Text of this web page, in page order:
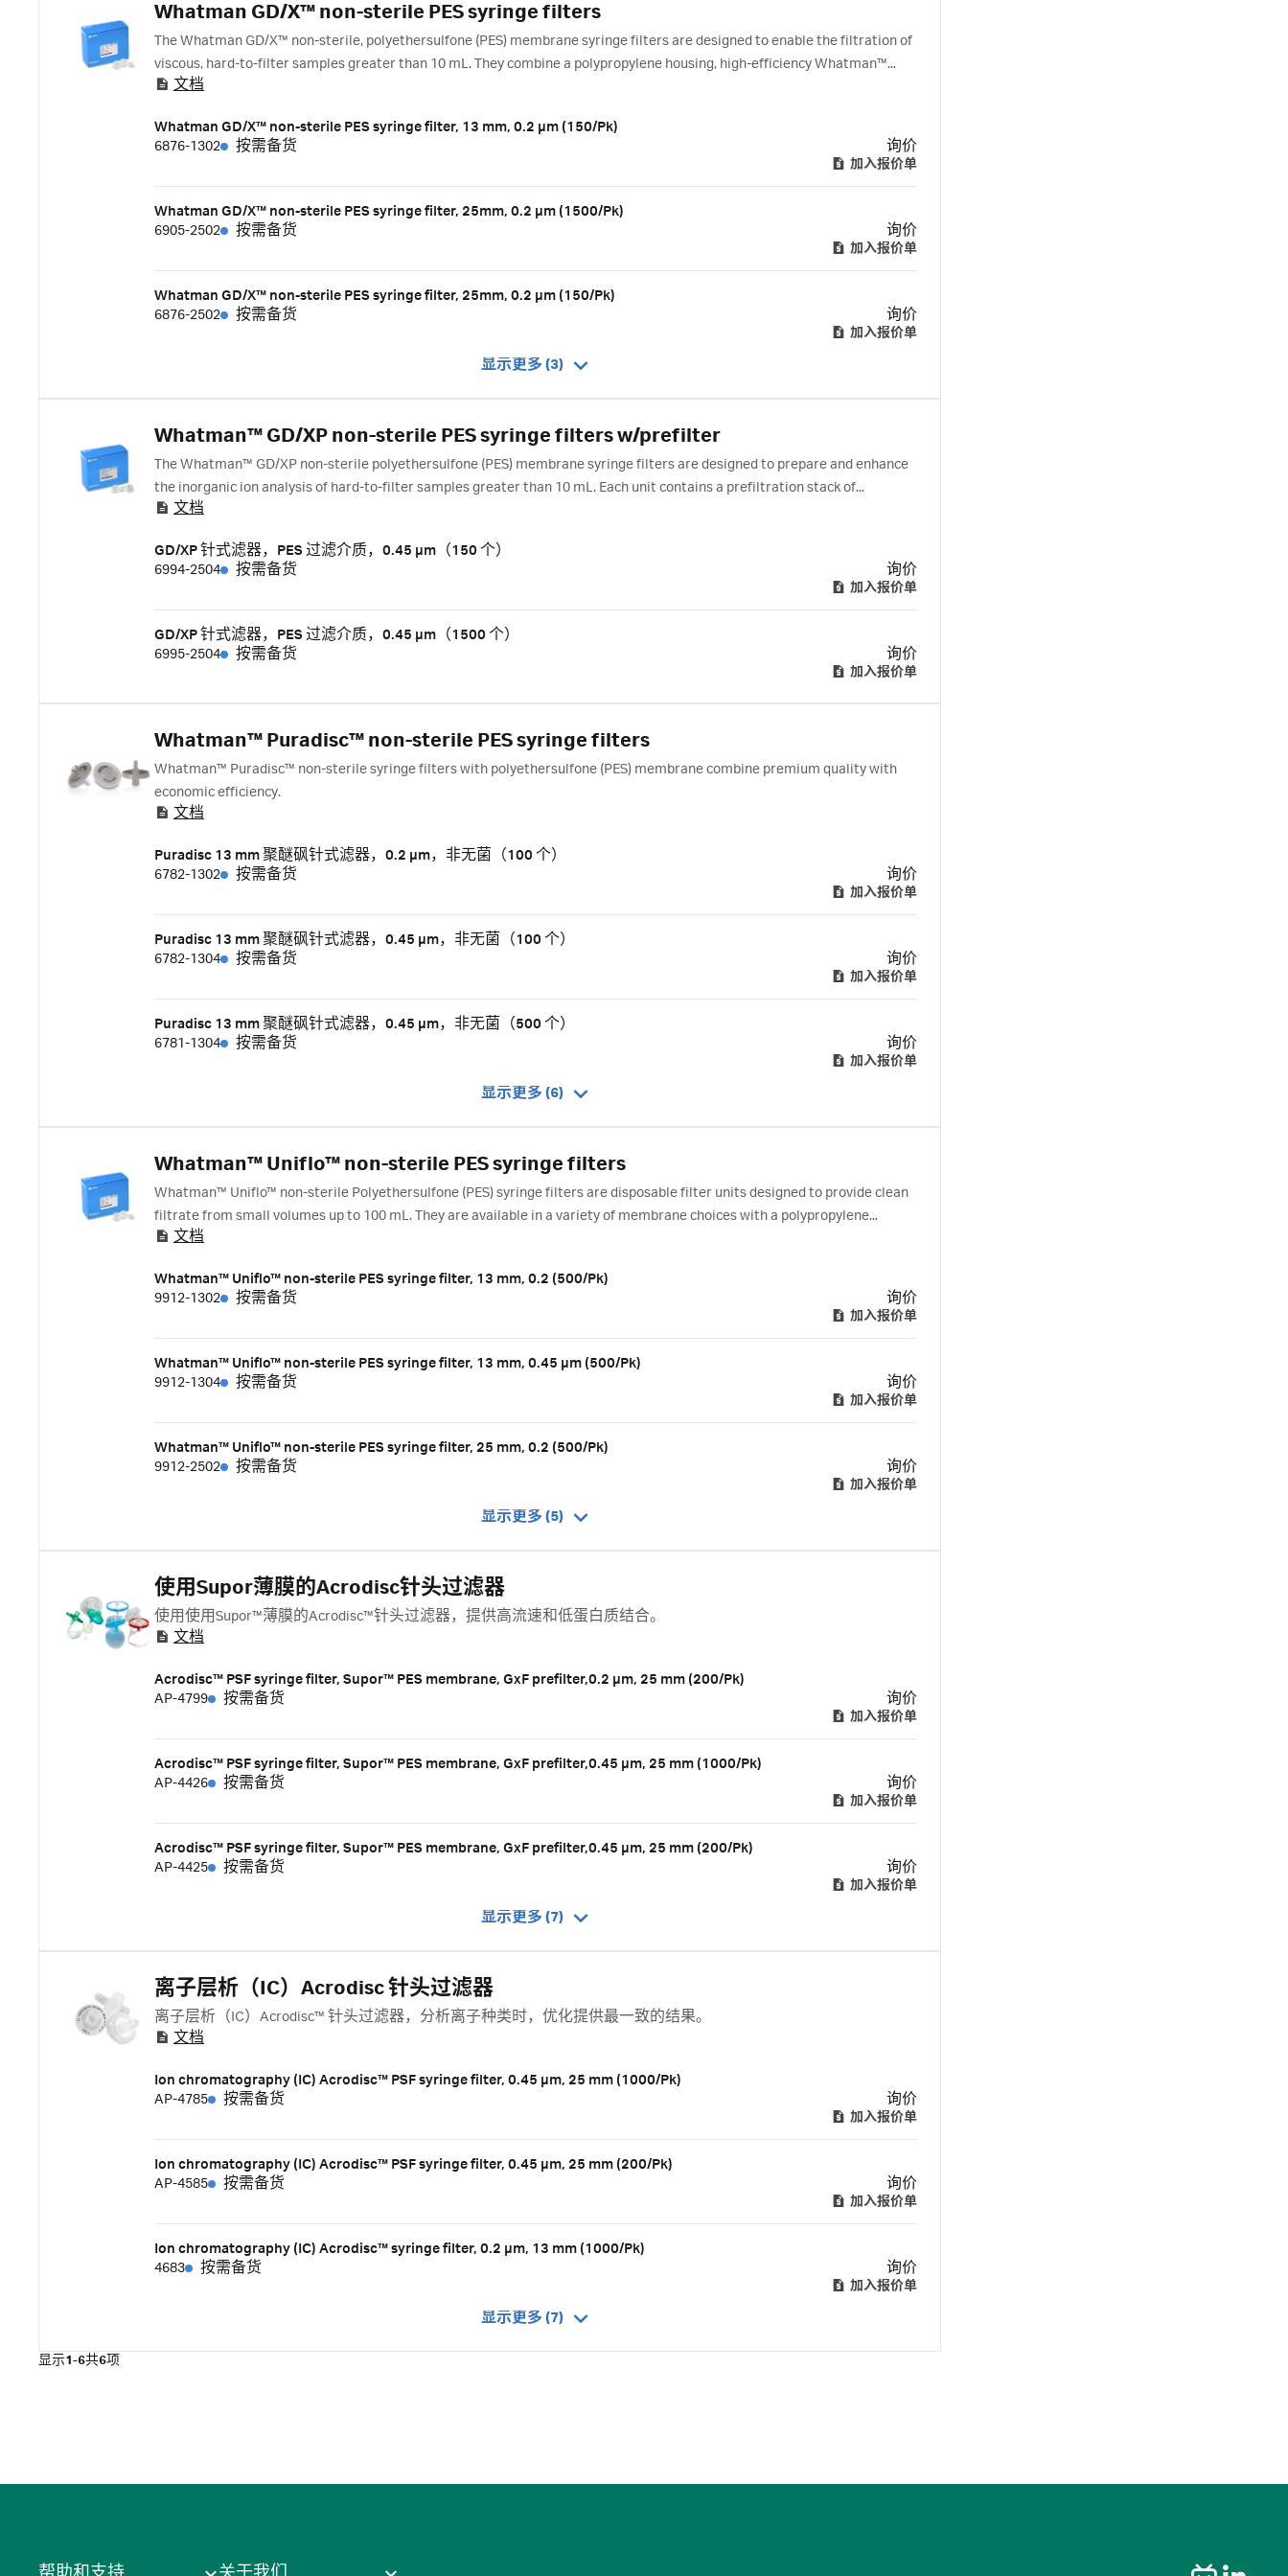
Whatman GD/X™ non-sterile PES syringe filters
The Whatman GD/X™ non-sterile, polyethersulfone (PES) membrane syringe filters are designed to enable the filtration of
viscous, hard-to-filter samples greater than 10 mL. They combine a polypropylene housing, high-efficiency Whatman™
GMF 150 and GF/F pre-filter media, and a PES membrane.
文档
Whatman GD/X™ non-sterile PES syringe filter, 13 mm, 0.2 µm (150/Pk)
6876-1302
按需备货 询价
加入报价单
Whatman GD/X™ non-sterile PES syringe filter, 25mm, 0.2 µm (1500/Pk)
6905-2502
按需备货 询价
加入报价单
Whatman GD/X™ non-sterile PES syringe filter, 25mm, 0.2 µm (150/Pk)
6876-2502
按需备货 询价
加入报价单
显示更多 (3)
Whatman™ GD/XP non-sterile PES syringe filters w/prefilter
The Whatman™ GD/XP non-sterile polyethersulfone (PES) membrane syringe filters are designed to prepare and enhance
the inorganic ion analysis of hard-to-filter samples greater than 10 mL. Each unit contains a prefiltration stack of
polypropylene prefilters and PES membrane.
文档
GD/XP 针式滤器，PES 过滤介质，0.45 µm（150 个）
6994-2504
按需备货 询价
加入报价单
GD/XP 针式滤器，PES 过滤介质，0.45 µm（1500 个）
6995-2504
按需备货 询价
加入报价单
Whatman™ Puradisc™ non-sterile PES syringe filters
Whatman™ Puradisc™ non-sterile syringe filters with polyethersulfone (PES) membrane combine premium quality with
economic efficiency.
文档
Puradisc 13 mm 聚醚砜针式滤器，0.2 µm，非无菌（100 个）
6782-1302
按需备货 询价
加入报价单
Puradisc 13 mm 聚醚砜针式滤器，0.45 µm，非无菌（100 个）
6782-1304
按需备货 询价
加入报价单
Puradisc 13 mm 聚醚砜针式滤器，0.45 µm，非无菌（500 个）
6781-1304
按需备货 询价
加入报价单
显示更多 (6)
Whatman™ Uniflo™ non-sterile PES syringe filters
Whatman™ Uniflo™ non-sterile Polyethersulfone (PES) syringe filters are disposable filter units designed to provide clean
filtrate from small volumes up to 100 mL. They are available in a variety of membrane choices with a polypropylene
overmold housing.
文档
Whatman™ Uniflo™ non-sterile PES syringe filter, 13 mm, 0.2 (500/Pk)
9912-1302
按需备货 询价
加入报价单
Whatman™ Uniflo™ non-sterile PES syringe filter, 13 mm, 0.45 µm (500/Pk)
9912-1304
按需备货 询价
加入报价单
Whatman™ Uniflo™ non-sterile PES syringe filter, 25 mm, 0.2 (500/Pk)
9912-2502
按需备货 询价
加入报价单
显示更多 (5)
使用Supor薄膜的Acrodisc针头过滤器
使用使用Supor™薄膜的Acrodisc™针头过滤器，提供高流速和低蛋白质结合。
文档
Acrodisc™ PSF syringe filter, Supor™ PES membrane, GxF prefilter,0.2 µm, 25 mm (200/Pk)
AP-4799
按需备货 询价
加入报价单
Acrodisc™ PSF syringe filter, Supor™ PES membrane, GxF prefilter,0.45 µm, 25 mm (1000/Pk)
AP-4426
按需备货 询价
加入报价单
Acrodisc™ PSF syringe filter, Supor™ PES membrane, GxF prefilter,0.45 µm, 25 mm (200/Pk)
AP-4425
按需备货 询价
加入报价单
显示更多 (7)
离子层析（IC）Acrodisc 针头过滤器
离子层析（IC）Acrodisc™ 针头过滤器，分析离子种类时，优化提供最一致的结果。
文档
Ion chromatography (IC) Acrodisc™ PSF syringe filter, 0.45 µm, 25 mm (1000/Pk)
AP-4785
按需备货 询价
加入报价单
Ion chromatography (IC) Acrodisc™ PSF syringe filter, 0.45 µm, 25 mm (200/Pk)
AP-4585
按需备货 询价
加入报价单
Ion chromatography (IC) Acrodisc™ syringe filter, 0.2 µm, 13 mm (1000/Pk)
4683
按需备货 询价
加入报价单
显示更多 (7)
显示1-6共6项